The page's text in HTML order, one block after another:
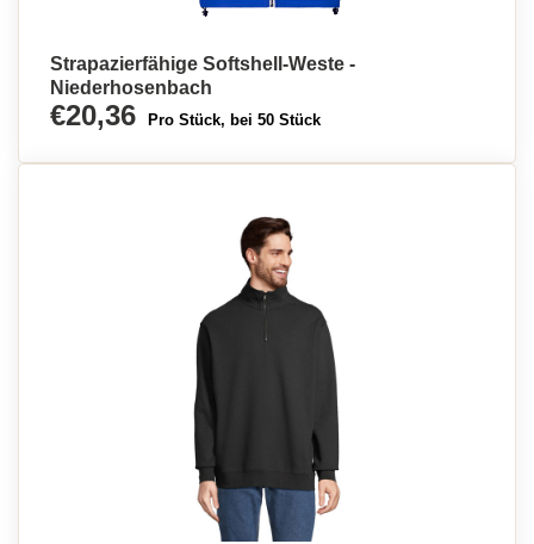
Strapazierfähige Softshell-Weste -
Niederhosenbach
€20,36 Pro Stück, bei 50 Stück